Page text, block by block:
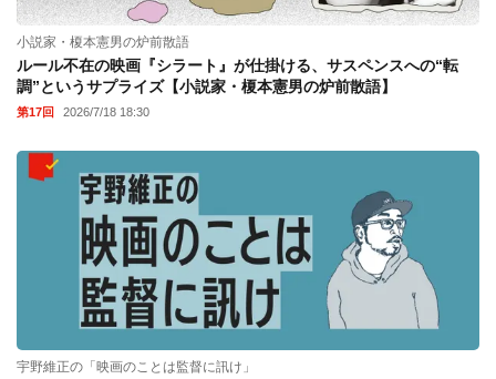
小説家・榎本憲男の炉前散語
ルール不在の映画『シラート』が仕掛ける、サスペンスへの“転
調”というサプライズ【小説家・榎本憲男の炉前散語】
第17回 2026/7/18 18:30
宇野維正の「映画のことは監督に訊け」